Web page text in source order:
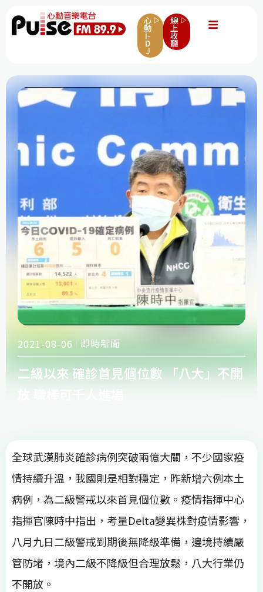
心
動
i-
D
J
線
上
收
聽
2021-08-06 即時新聞
二級以來 確診首見個位數 「八大」不開
全球武漢肺炎確診病例突破兩億大關，不少國家疫
情持續升溫，我國則是相對穩定，昨新增六例本土
病例，為二級警戒以來首見個位數。疫情指揮中心
指揮官陳時中指出，考量Delta變異株對疫情影響，
八月九日二級警戒到期後無降級準備，邊境持續嚴
管防堵，境內二級不降級但合理放鬆，八大行業仍
不開放。